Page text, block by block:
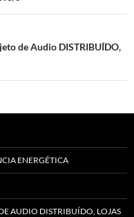
de Audio DISTRIBUÍDO,
ENERGÉTICA
AUDIO DISTRIBUÍDO, LOJAS